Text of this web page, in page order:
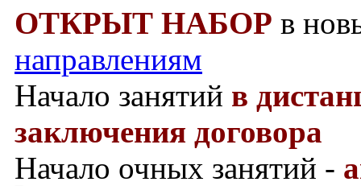
ОТКРЫТ НАБОР в
направлениям
Начало занятий в
заключения договора
Начало очных занятий -